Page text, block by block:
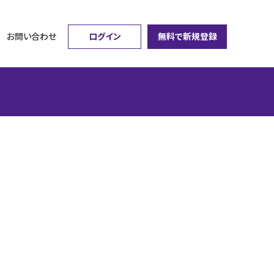
お問い合わせ ログイン 無料で新規登録